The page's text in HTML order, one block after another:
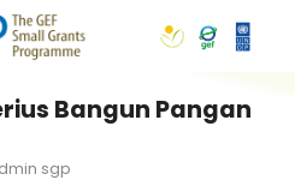
Bangun Pangan
sgp